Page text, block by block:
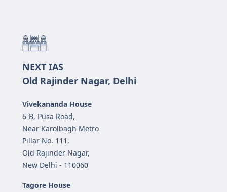
NEXT IAS
Old Rajinder Nagar, Delhi
Vivekananda House
6-B, Pusa Road,
Near Karolbagh Metro
Pillar No. 111,
Old Rajinder Nagar,
New Delhi - 110060
Tagore House